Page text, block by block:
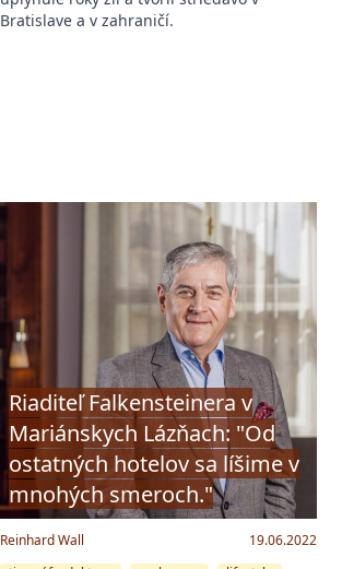
Bratislave a v zahraničí.
Riaditeľ Falkensteinera v
Mariánskych Lázňach: "Od
ostatných hotelov sa líšime v
mnohých smeroch."
Reinhard Wall
19.06.2022